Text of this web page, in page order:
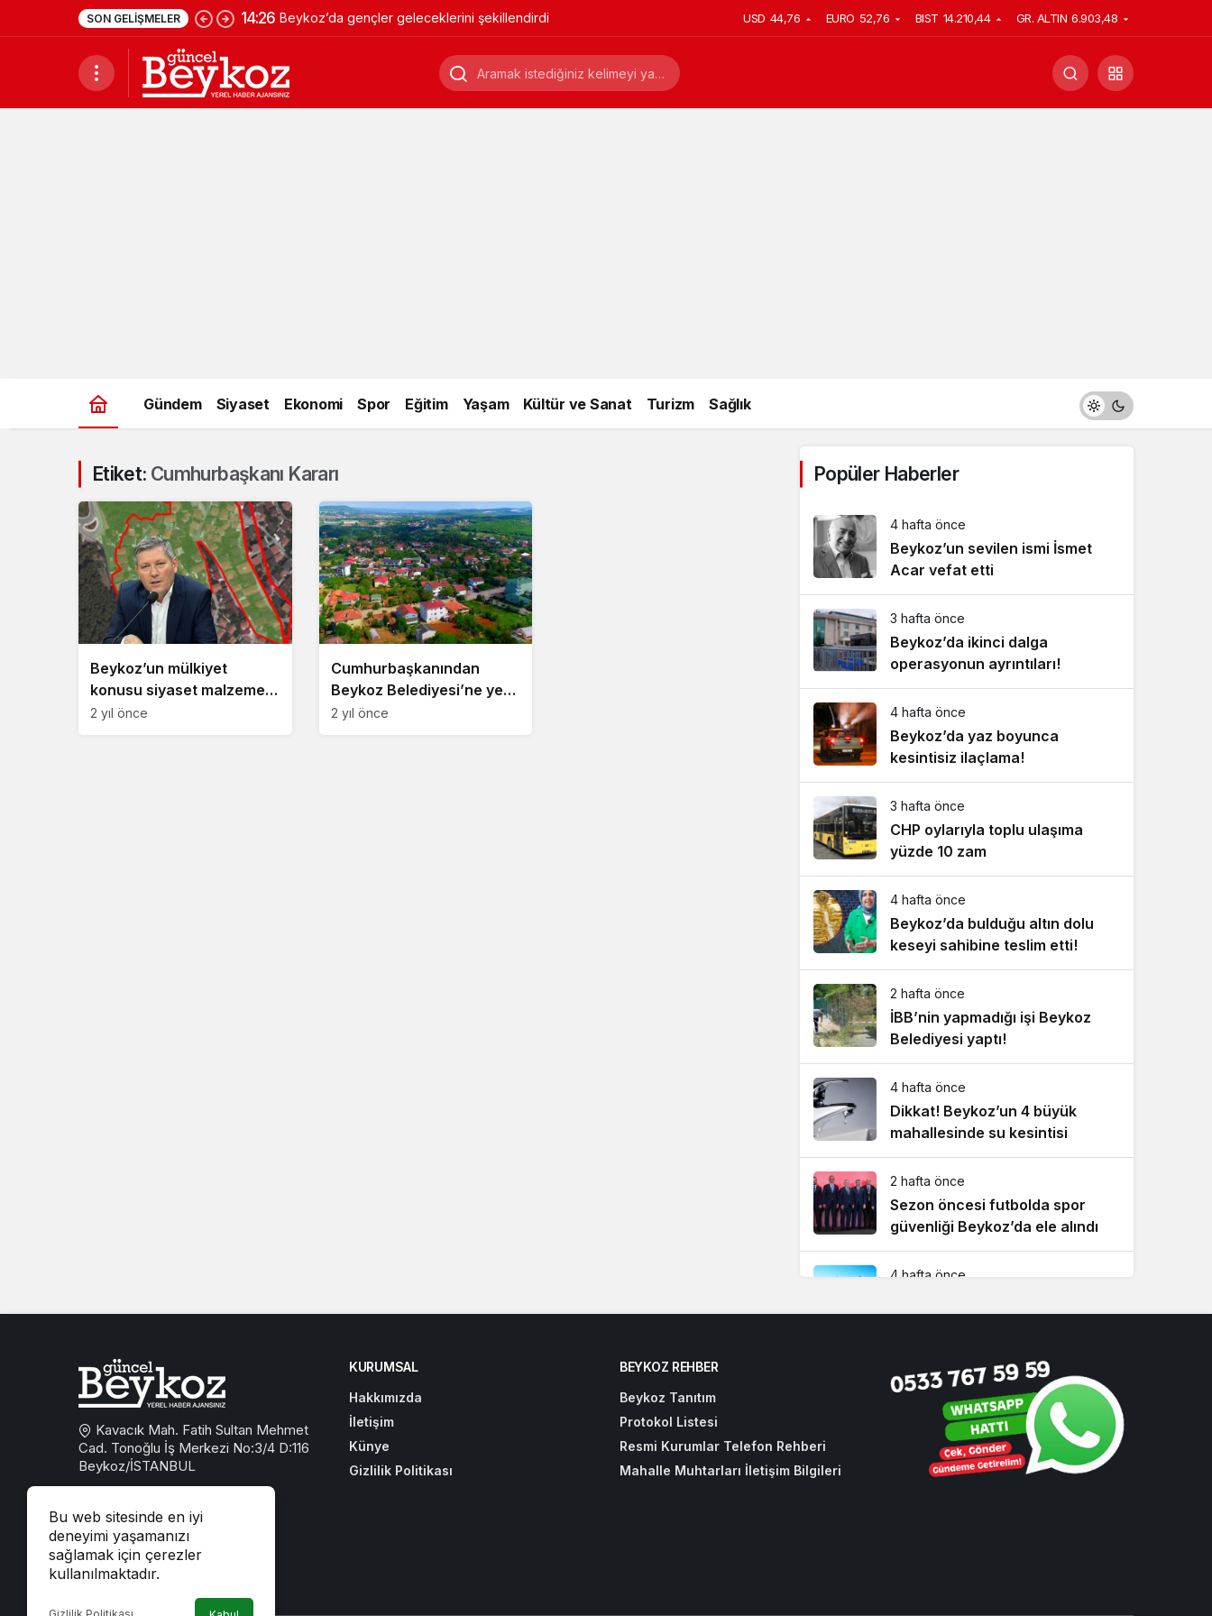
SON GELIŞMELER 14:26 Beykoz’da gençler geleceklerini şekillendirdi USD 44,76 EURO 52,76 BIST 14.210,44 GR. ALTIN 6.903,48
Gündem Siyaset Ekonomi Spor Eğitim Yaşam Kültür ve Sanat Turizm Sağlık
Etiket: Cumhurbaşkanı Kararı
Beykoz’un mülkiyet
konusu siyaset malzemesi
olamaz!
2 yıl önce
Cumhurbaşkanından
Beykoz Belediyesi’ne yeni
finansal kaynak!
2 yıl önce
Popüler Haberler
4 hafta önce
Beykoz’un sevilen ismi İsmet
Acar vefat etti
3 hafta önce
Beykoz’da ikinci dalga
operasyonun ayrıntıları!
4 hafta önce
Beykoz’da yaz boyunca
kesintisiz ilaçlama!
3 hafta önce
CHP oylarıyla toplu ulaşıma
yüzde 10 zam
4 hafta önce
Beykoz’da bulduğu altın dolu
keseyi sahibine teslim etti!
2 hafta önce
İBB’nin yapmadığı işi Beykoz
Belediyesi yaptı!
4 hafta önce
Dikkat! Beykoz’un 4 büyük
mahallesinde su kesintisi
2 hafta önce
Sezon öncesi futbolda spor
güvenliği Beykoz’da ele alındı
4 hafta önce
2 hafta önce
Beykoz TEM’de feci kaza! 1 ölü,
Bu web sitesinde en iyi
deneyimi yaşamanızı
sağlamak için çerezler
kullanılmaktadır.
Kavacık Mah. Fatih Sultan Mehmet
Cad. Tonoğlu İş Merkezi No:3/4 D:116
Beykoz/İSTANBUL
beykozguncel@gmail.com
iletisim@beykozguncel.com
KURUMSAL
Hakkımızda
İletişim
Künye
Gizlilik Politikası
BEYKOZ REHBER
Beykoz Tanıtım
Protokol Listesi
Resmi Kurumlar Telefon Rehberi
Mahalle Muhtarları İletişim Bilgileri